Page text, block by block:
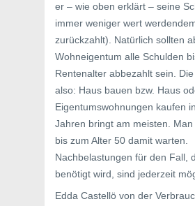
er – wie oben erklärt – seine
immer weniger wert
zurückzahlt). Natürlich sollten
Wohneigentum alle Schulden
Rentenalter abbezahlt sein.
also: Haus bauen bzw. Haus
Eigentumswohnungen kaufen
Jahren bringt am meisten.
bis zum Alter 50 damit warten.
Nachbelastungen für den Fall,
benötigt wird, sind jederzeit
Edda Castellö von der